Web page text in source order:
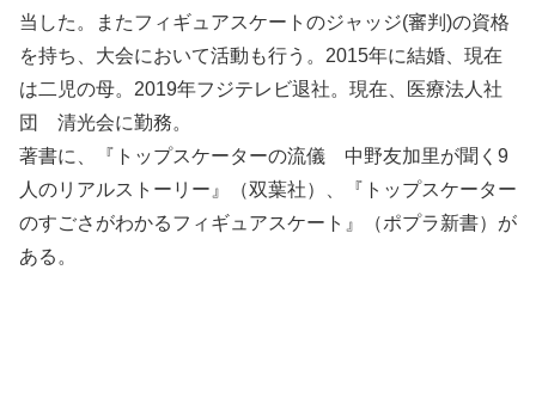
当した。またフィギュアスケートのジャッジ(審判)の資格
を持ち、大会において活動も行う。2015年に結婚、現在
は二児の母。2019年フジテレビ退社。現在、医療法人社
団 清光会に勤務。
著書に、『トップスケーターの流儀 中野友加里が聞く9
人のリアルストーリー』（双葉社）、『トップスケーター
のすごさがわかるフィギュアスケート』（ポプラ新書）が
ある。